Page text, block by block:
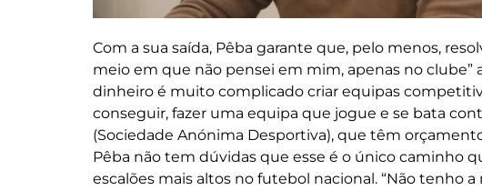
Com a sua saída, Pêba garante que, pelo menos,
meio em que não pensei em mim, apenas no clube”
dinheiro é muito complicado criar equipas
conseguir, fazer uma equipa que jogue e se bata
(Sociedade Anónima Desportiva), que têm
Pêba não tem dúvidas que esse é o único caminho
escalões mais altos no futebol nacional. “Não tenho